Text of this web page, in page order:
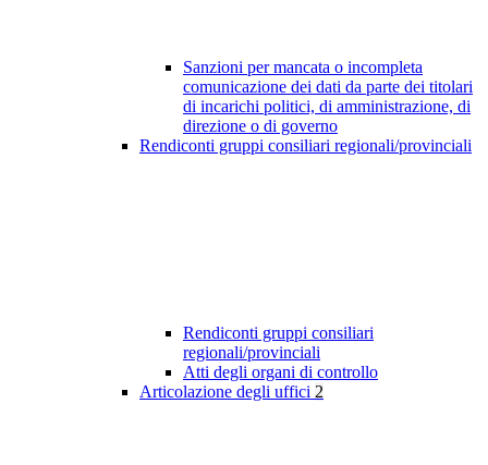
Sanzioni per mancata o incompleta
comunicazione dei dati da parte dei titolari
di incarichi politici, di amministrazione, di
direzione o di governo
Rendiconti gruppi consiliari regionali/provinciali
Rendiconti gruppi consiliari
regionali/provinciali
Atti degli organi di controllo
Articolazione degli uffici 2